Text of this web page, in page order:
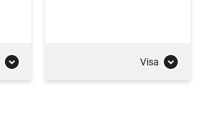
Visa